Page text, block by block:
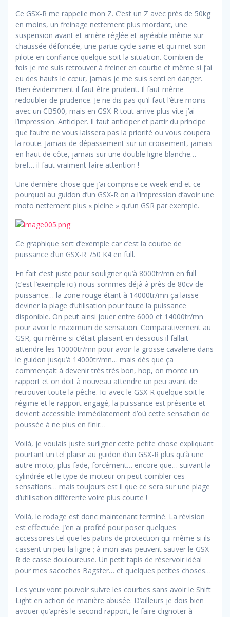
Ce GSX-R me rappelle mon Z. C’est un Z avec près de 50kg
en moins, un freinage nettement plus mordant, une
suspension avant et arrière réglée et agréable même sur
chaussée défoncée, une partie cycle saine et qui met son
pilote en confiance quelque soit la situation. Combien de
fois je me suis retrouver à freiner en courbe et même si j’ai
eu des hauts le cœur, jamais je me suis senti en danger.
Bien évidemment il faut être prudent. Il faut même
redoubler de prudence. Je ne dis pas qu’il faut l’être moins
avec un CB500, mais en GSX-R tout arrive plus vite j’ai
l’impression. Anticiper. Il faut anticiper et partir du principe
que l’autre ne vous laissera pas la priorité ou vous coupera
la route. Jamais de dépassement sur un croisement, jamais
en haut de côte, jamais sur une double ligne blanche…
bref… il faut vraiment faire attention !
Une dernière chose que j’ai comprise ce week-end et ce
pourquoi au guidon d’un GSX-R on a l’impression d’avoir une
moto nettement plus « pleine » qu’un GSR par exemple.
Ce graphique sert d’exemple car c’est la courbe de
puissance d’un GSX-R 750 K4 en full.
En fait c’est juste pour souligner qu’à 8000tr/mn en full
(c’est l’exemple ici) nous sommes déjà à près de 80cv de
puissance… la zone rouge étant à 14000tr/mn ça laisse
deviner la plage d’utilisation pour toute la puissance
disponible. On peut ainsi jouer entre 6000 et 14000tr/mn
pour avoir le maximum de sensation. Comparativement au
GSR, qui même si c’était plaisant en dessous il fallait
attendre les 10000tr/mn pour avoir la grosse cavalerie dans
le guidon jusqu’à 14000tr/mn… mais dès que ça
commençait à devenir très très bon, hop, on monte un
rapport et on doit à nouveau attendre un peu avant de
retrouver toute la pêche. Ici avec le GSX-R quelque soit le
régime et le rapport engagé, la puissance est présente et
devient accessible immédiatement d’où cette sensation de
poussée à ne plus en finir…
Voilà, je voulais juste surligner cette petite chose expliquant
pourtant un tel plaisir au guidon d’un GSX-R plus qu’à une
autre moto, plus fade, forcément… encore que… suivant la
cylindrée et le type de moteur on peut combler ces
sensations… mais toujours est il que ce sera sur une plage
d’utilisation différente voire plus courte !
Voilà, le rodage est donc maintenant terminé. La révision
est effectuée. J’en ai profité pour poser quelques
accessoires tel que les patins de protection qui même si ils
cassent un peu la ligne ; à mon avis peuvent sauver le GSX-
R de casse douloureuse. Un petit tapis de réservoir idéal
pour mes sacoches Bagster… et quelques petites choses…
Les yeux vont pouvoir suivre les courbes sans avoir le Shift
Light en action de manière abusée. D’ailleurs je dois bien
avouer qu’après le second rapport, le faire clignoter à